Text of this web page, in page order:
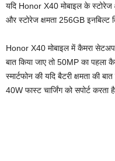
यदि Honor X40 मोबाइल के
और स्टोरेज क्षमता 256GB इनबिल्ट
Honor X40 मोबाइल में कैमरा सेटअप
बात किया जाए तो 50MP का पहला
स्मार्टफोन की यदि बैटरी क्षमता की
40W फास्ट चार्जिंग को सपोर्ट करता